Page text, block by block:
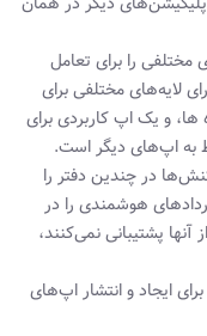
مختلفی را برای تعامل
لایه‌های مختلفی برای
ها، و یک اپ کاربردی برای
به اپ‌های دیگر است.
در چندین دفتر را
هوشمندی را در
پشتیبانی نمی‌کنند،
ایجاد و انتشار اپ‌های